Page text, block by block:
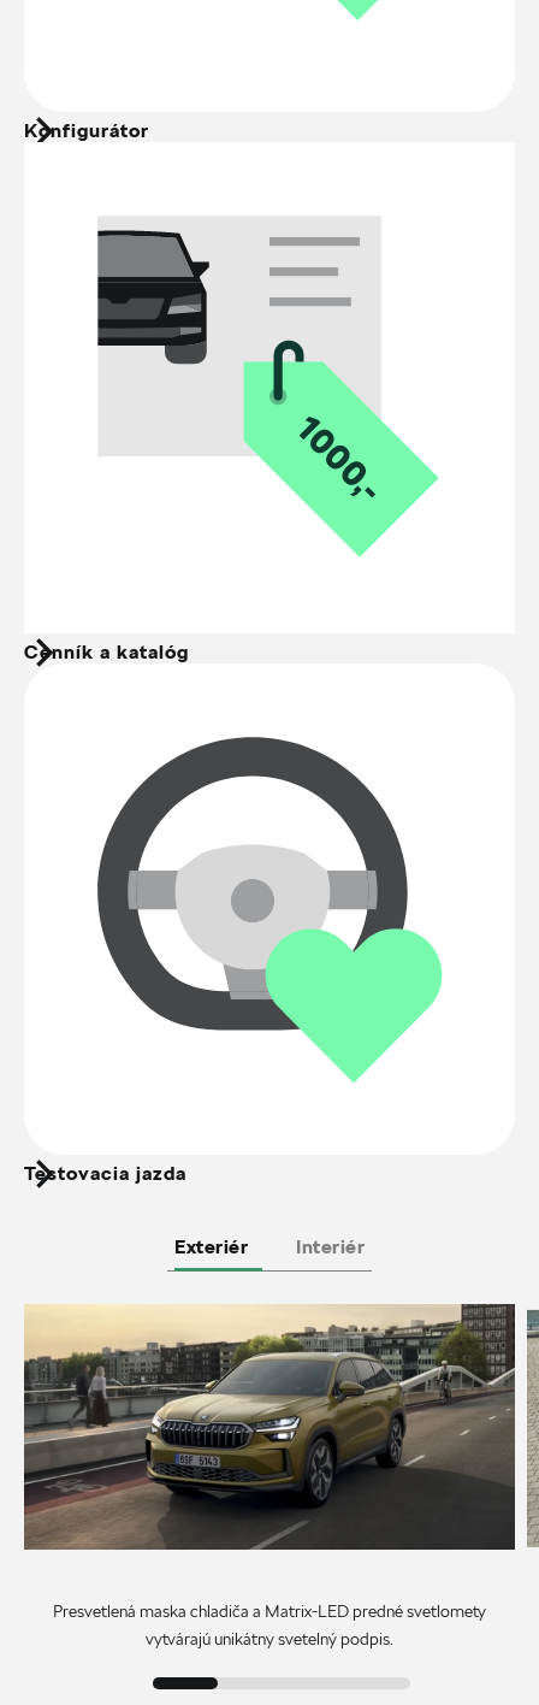
Konfigurátor
Cenník a katalóg
Testovacia jazda
Exteriér Interiér
Presvetlená maska chladiča a Matrix-LED predné svetlomety
vytvárajú unikátny svetelný podpis.